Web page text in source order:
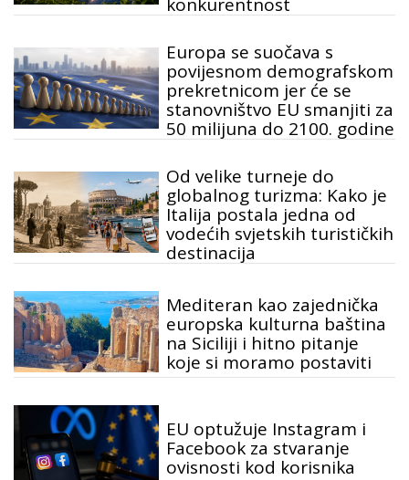
Europa se suočava s
povijesnom demografskom
prekretnicom jer će se
stanovništvo EU smanjiti za
50 milijuna do 2100. godine
Od velike turneje do
globalnog turizma: Kako je
Italija postala jedna od
vodećih svjetskih turističkih
destinacija
Mediteran kao zajednička
europska kulturna baština
na Siciliji i hitno pitanje
koje si moramo postaviti
EU optužuje Instagram i
Facebook za stvaranje
ovisnosti kod korisnika